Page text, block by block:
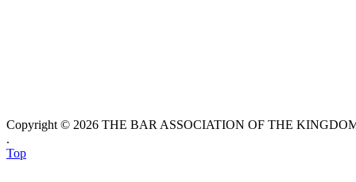
Copyright © 2026 THE BAR ASSOCIATION OF THE
.
Top